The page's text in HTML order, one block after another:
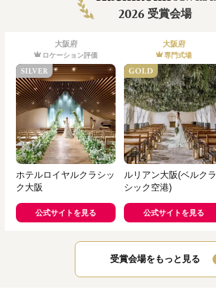
2026 受賞会場
大阪府
ロケーション評価
ホテルロイヤルクラシッ
ク大阪
公式サイトを見る
大阪府
専門式場
ルリアン大阪(ベルクラ
シック空港)
公式サイトを見る
受賞会場をもっと見る